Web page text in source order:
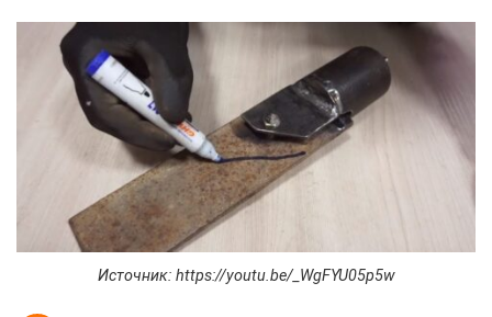
Источник: https://youtu.be/_WgFYU05p5w